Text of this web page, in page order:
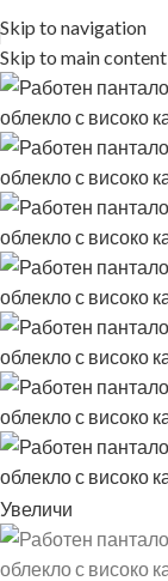
Skip to navigation
Skip to main content
Увеличи